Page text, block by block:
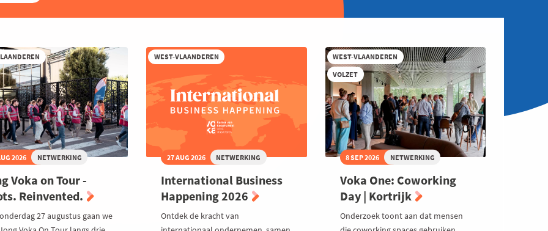
2026 NETWERKING
Voka on Tour -
Reinvented.
27 augustus gaan we
WEST-VLAANDEREN
27 AUG 2026 NETWERKING
International Business
Happening 2026
Ontdek de kracht van
WEST-VLAANDEREN
VOLZET
8 SEP 2026 NETWERKING
Voka One: Coworking
Day | Kortrijk
Onderzoek toont aan dat mensen